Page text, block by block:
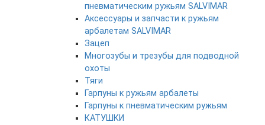
пневматическим ружьям SALVIMAR
Аксессуары и запчасти к ружьям
арбалетам SALVIMAR
Зацеп
Многозубы и трезубы для подводной
охоты
Тяги
Гарпуны к ружьям арбалеты
Гарпуны к пневматическим ружьям
КАТУШКИ